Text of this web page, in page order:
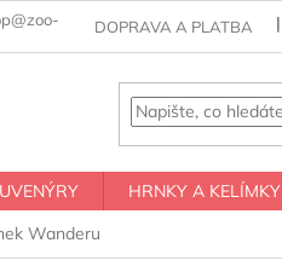
DOPRAVA A PLATBA
HRNKY A KELÍMKY
Wanderu